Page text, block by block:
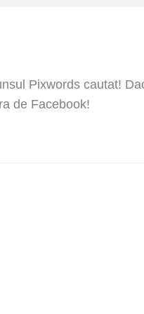
Pixwords cautat!
de Facebook!